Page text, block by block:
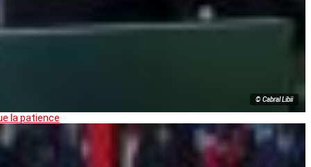
© Cabral Libii
la patience